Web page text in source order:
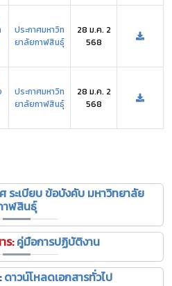
ประกาศมหาวิท
ยาลัยกาฬสินธุ์
28 ม.ค. 2
568
ประกาศมหาวิท
ยาลัยกาฬสินธุ์
28 ม.ค. 2
568
ระเบียบ ข้อบังคับ มหาวิทยาลัย
าฬสินธุ์
ร:คู่มือการปฏิบัติงาน
ดาวน์โหลดเอกสารทั่วไป